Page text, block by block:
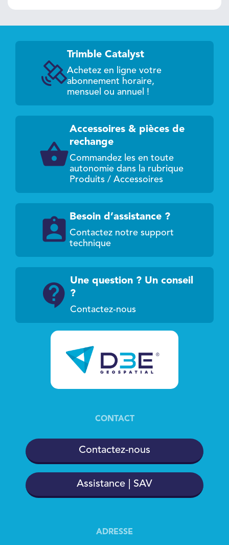
Trimble Catalyst
Achetez en ligne votre
abonnement horaire,
mensuel ou annuel !
Accessoires & pièces de
rechange
Commandez les en toute
autonomie dans la rubrique
Produits / Accessoires
Besoin d’assistance ?
Contactez notre support
technique
Une question ? Un conseil
?
Contactez-nous
CONTACT
Contactez-nous
Assistance | SAV
ADRESSE